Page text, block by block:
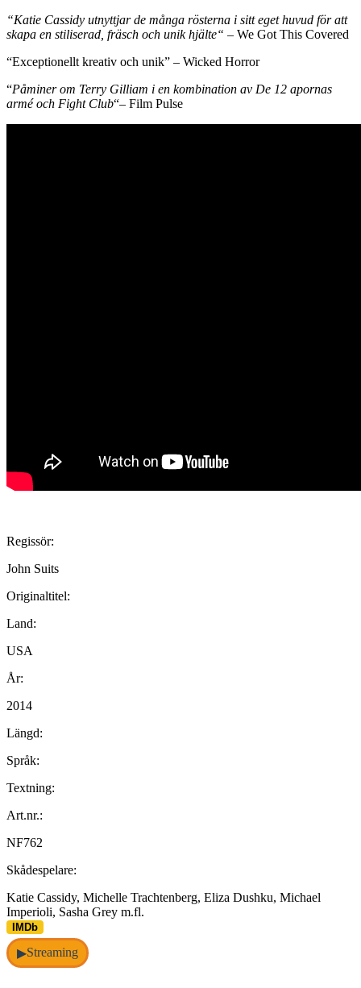
“Katie Cassidy utnyttjar de många rösterna i sitt eget huvud för att
skapa en stiliserad, fräsch och unik hjälte“ – We Got This Covered
“Exceptionellt kreativ och unik” – Wicked Horror
“Påminer om Terry Gilliam i en kombination av De 12 apornas
armé och Fight Club“– Film Pulse
Regissör:
John Suits
Originaltitel:
Land:
USA
År:
2014
Längd:
Språk:
Textning:
Art.nr.:
NF762
Skådespelare:
Katie Cassidy, Michelle Trachtenberg, Eliza Dushku, Michael
Imperioli, Sasha Grey m.fl.
IMDb
▶Streaming